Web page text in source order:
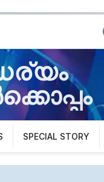
SPECIAL STORY